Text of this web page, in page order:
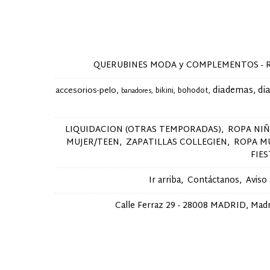
QUERUBINES MODA y
accesorios-pelo banadores bikini bohodot diademas
LIQUIDACION (OTRAS TEMPORADAS) ROPA
MUJER/TEEN ZAPATILLAS COLLEGIEN ROPA
Ir arriba Contáctanos Aviso
Calle Ferraz 29 - 28008 MADRID,